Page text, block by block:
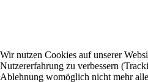
Wir nutzen Cookies auf unserer
Nutzererfahrung zu verbessern
Ablehnung womöglich nicht mehr